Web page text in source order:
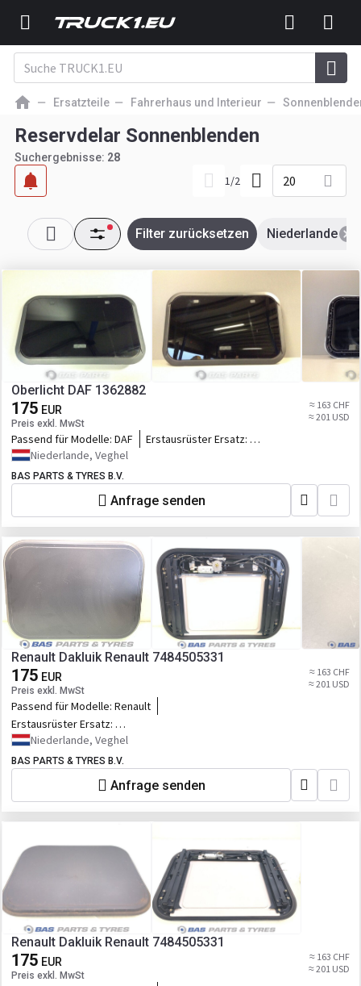
Ersatzteile Fahrerhaus und Interieur
Reservdelar Sonnenblenden
Suchergebnisse: 28
1/2 20
Niederlande
Filter zurücksetzen
Oberlicht DAF 1362882
175 EUR
Preis exkl. MwSt
≈ 163 CHF
≈ 201 USD
Passend für Modelle: DAF
Erstausrüster Ersatz:
Niederlande, Veghel
BAS PARTS & TYRES B.V.
Anfrage senden
Renault Dakluik Renault 7484505331
175 EUR
Preis exkl. MwSt
≈ 163 CHF
≈ 201 USD
Passend für Modelle: Renault
Erstausrüster Ersatz:
Niederlande, Veghel
BAS PARTS & TYRES B.V.
Anfrage senden
Renault Dakluik Renault 7484505331
175 EUR
Preis exkl. MwSt
≈ 163 CHF
≈ 201 USD